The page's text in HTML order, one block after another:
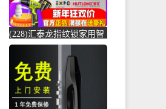
(228)汇泰龙指纹锁家用智
能门锁电子刷卡锁酒店宾
馆密码锁防-指纹锁(hutlon
汇泰龙佩娅专卖店仅售
1980元)